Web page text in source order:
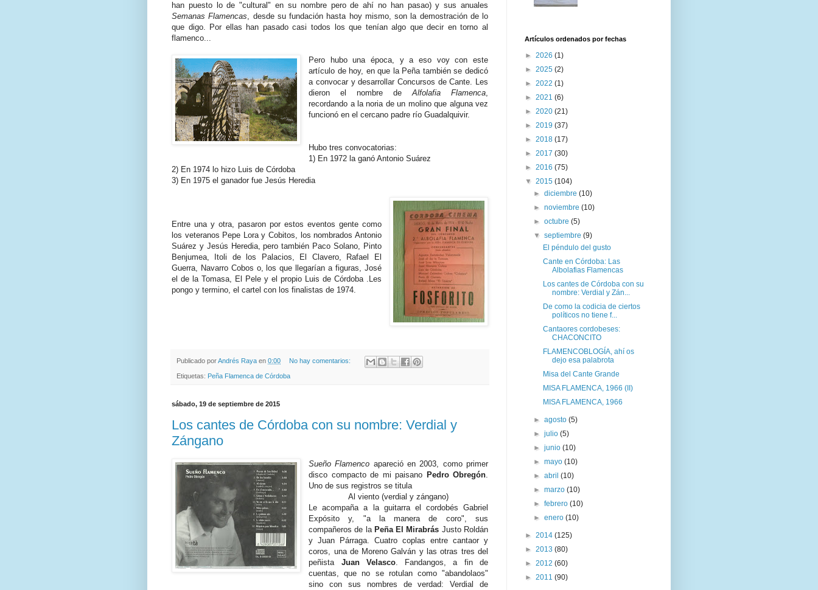
han puesto lo de "cultural" en su nombre pero de ahí no han pasao) y sus anuales
Semanas Flamencas, desde su fundación hasta hoy mismo, son la demostración de lo
que digo. Por ellas han pasado casi todos los que tenían algo que decir en torno al
flamenco...
Pero hubo una época, y a eso voy con este
artículo de hoy, en que la Peña también se dedicó
a convocar y desarrollar Concursos de Cante. Les
dieron el nombre deAlfolafia Flamenca,
recordando a la noria de un molino que alguna vez
funcionó en el cercano padre río Guadalquivir.
Hubo tres convocatorias:
1) En 1972 la ganó Antonio Suárez
2) En 1974 lo hizo Luis de Córdoba
3) En 1975 el ganador fue Jesús Heredia
Entre una y otra, pasaron por estos eventos gente como
los veteranos Pepe Lora y Cobitos, los nombrados Antonio
Suárez y Jesús Heredia, pero también Paco Solano, Pinto
Benjumea, Itoli de los Palacios, El Clavero, Rafael El
Guerra, Navarro Cobos o, los que llegarían a figuras, José
el de la Tomasa, El Pele y el propio Luis de Córdoba .Les
pongo y termino, el cartel con los finalistas de 1974.
Publicado porAndrés Raya en 0:00 No hay comentarios:
Etiquetas: Peña Flamenca de Córdoba
sábado, 19 de septiembre de 2015
Los cantes de Córdoba con su nombre: Verdial y
Zángano
Sueño Flamenco apareció en 2003, como primer
disco compacto de mi paisano Pedro Obregón.
Uno de sus registros se titula
Al viento (verdial y zángano)
Le acompaña a la guitarra el cordobés Gabriel
Expósito y, "a la manera de coro", sus
compañeros de la Peña El Mirabrás Justo Roldán
y Juan Párraga. Cuatro coplas entre cantaor y
coros, una de Moreno Galván y las otras tres del
peñista Juan Velasco. Fandangos, a fin de
cuentas, que no se rotulan como "abandolaos"
sino con sus nombres de verdad: Verdial de
Artículos ordenados por fechas
► 2026 (1)
► 2025 (2)
► 2022 (1)
► 2021 (6)
► 2020 (21)
► 2019 (37)
► 2018 (17)
► 2017 (30)
► 2016 (75)
▼ 2015 (104)
►diciembre(10)
►noviembre(10)
►octubre(5)
▼septiembre(9)
El péndulo del gusto
Cante en Córdoba: Las
Albolafias Flamencas
Los cantes de Córdoba con su
nombre: Verdial y Zán...
De como la codicia de ciertos
políticos no tiene f...
Cantaores cordobeses:
CHACONCITO
FLAMENCOBLOGÍA, ahí os
dejo esa palabrota
Misa del Cante Grande
MISA FLAMENCA, 1966 (II)
MISA FLAMENCA, 1966
►agosto(5)
►julio(5)
►junio(10)
►mayo(10)
►abril(10)
►marzo(10)
►febrero(10)
►enero(10)
► 2014 (125)
► 2013 (80)
► 2012 (60)
► 2011 (90)